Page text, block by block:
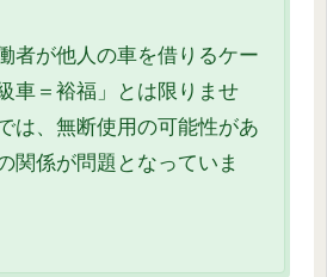
者が他人の車を借りるケー
車＝裕福」とは限りませ
は、無断使用の可能性があ
関係が問題となっていま